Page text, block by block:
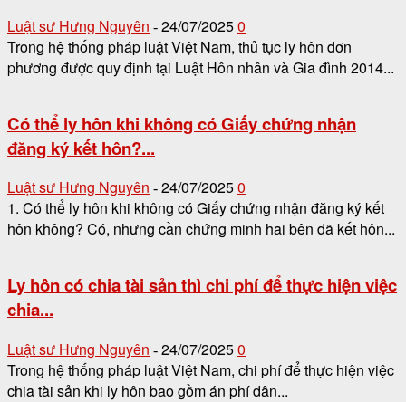
Luật sư Hưng Nguyên - 24/07/20250
Trong hệ thống pháp luật Việt Nam, thủ tục ly hôn đơn
phương được quy định tại Luật Hôn nhân và Gia đình 2014...
Có thể ly hôn khi không có Giấy chứng nhận
đăng ký kết hôn?...
Luật sư Hưng Nguyên - 24/07/20250
1. Có thể ly hôn khi không có Giấy chứng nhận đăng ký kết
hôn không? Có, nhưng cần chứng minh hai bên đã kết hôn...
Ly hôn có chia tài sản thì chi phí để thực hiện việc
chia...
Luật sư Hưng Nguyên - 24/07/20250
Trong hệ thống pháp luật Việt Nam, chi phí để thực hiện việc
chia tài sản khi ly hôn bao gồm án phí dân...